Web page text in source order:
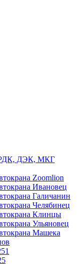
РДК, ДЭК, МКГ
Zoomlion
Ивановец
Галичанин
Челябинец
Клинцы
Ульяновец
Машека